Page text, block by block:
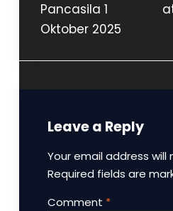
Pancasila 1
Oktober 2025
Leave a Reply
Your email address will
Required fields are
Comment *